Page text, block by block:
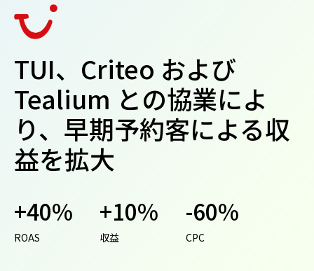
TUI、Criteo および
Tealium との協業によ
り、早期予約客による収
益を拡大
+40%
ROAS
+10%
収益
-60%
CPC